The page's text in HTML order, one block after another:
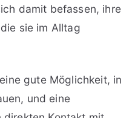
damit befassen, ihre
sie im Alltag
gute Möglichkeit, in
und eine